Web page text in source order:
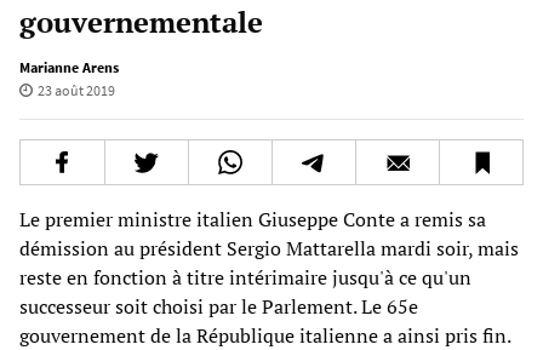
gouvernementale
Marianne Arens
23 août 2019
Le premier ministre italien Giuseppe Conte a remis sa
démission au président Sergio Mattarella mardi soir, mais
reste en fonction à titre intérimaire jusqu'à ce qu'un
successeur soit choisi par le Parlement. Le 65e
gouvernement de la République italienne a ainsi pris fin.